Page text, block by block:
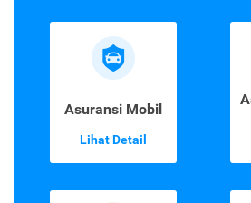
Asuransi Mobil
Lihat Detail